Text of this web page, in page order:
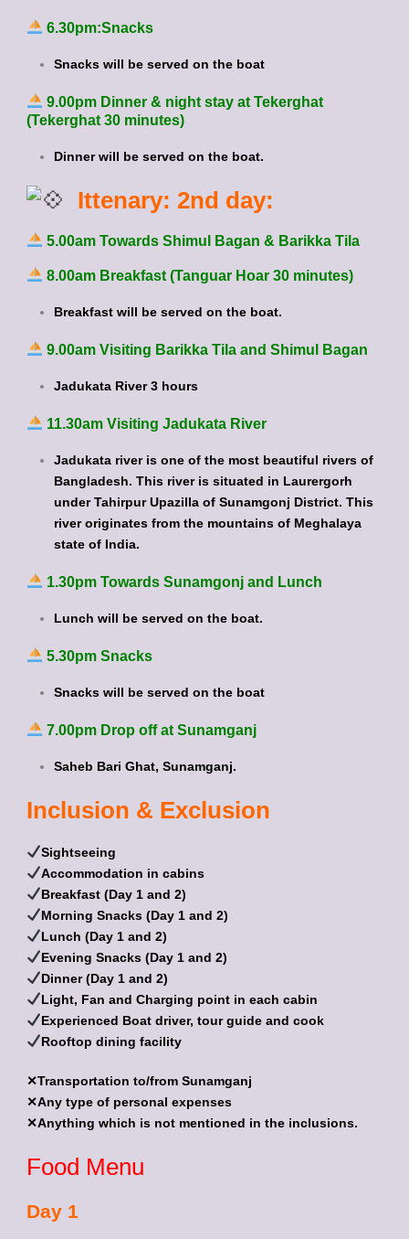
6.30pm:Snacks
Snacks will be served on the boat
9.00pm Dinner & night stay at Tekerghat
(Tekerghat 30 minutes)
Dinner will be served on the boat.
Ittenary: 2nd day:
5.00am Towards Shimul Bagan & Barikka Tila
8.00am Breakfast (Tanguar Hoar 30 minutes)
Breakfast will be served on the boat.
9.00am Visiting Barikka Tila and Shimul Bagan
Jadukata River 3 hours
11.30am Visiting Jadukata River
Jadukata river is one of the most beautiful rivers of
Bangladesh. This river is situated in Laurergorh
under Tahirpur Upazilla of Sunamgonj District. This
river originates from the mountains of Meghalaya
state of India.
1.30pm Towards Sunamgonj and Lunch
Lunch will be served on the boat.
5.30pm Snacks
Snacks will be served on the boat
7.00pm Drop off at Sunamganj
Saheb Bari Ghat, Sunamganj.
Inclusion & Exclusion
Sightseeing
Accommodation in cabins
Breakfast (Day 1 and 2)
Morning Snacks (Day 1 and 2)
Lunch (Day 1 and 2)
Evening Snacks (Day 1 and 2)
Dinner (Day 1 and 2)
Light, Fan and Charging point in each cabin
Experienced Boat driver, tour guide and cook
Rooftop dining facility
✕Transportation to/from Sunamganj
✕Any type of personal expenses
✕Anything which is not mentioned in the inclusions.
Food Menu
Day 1